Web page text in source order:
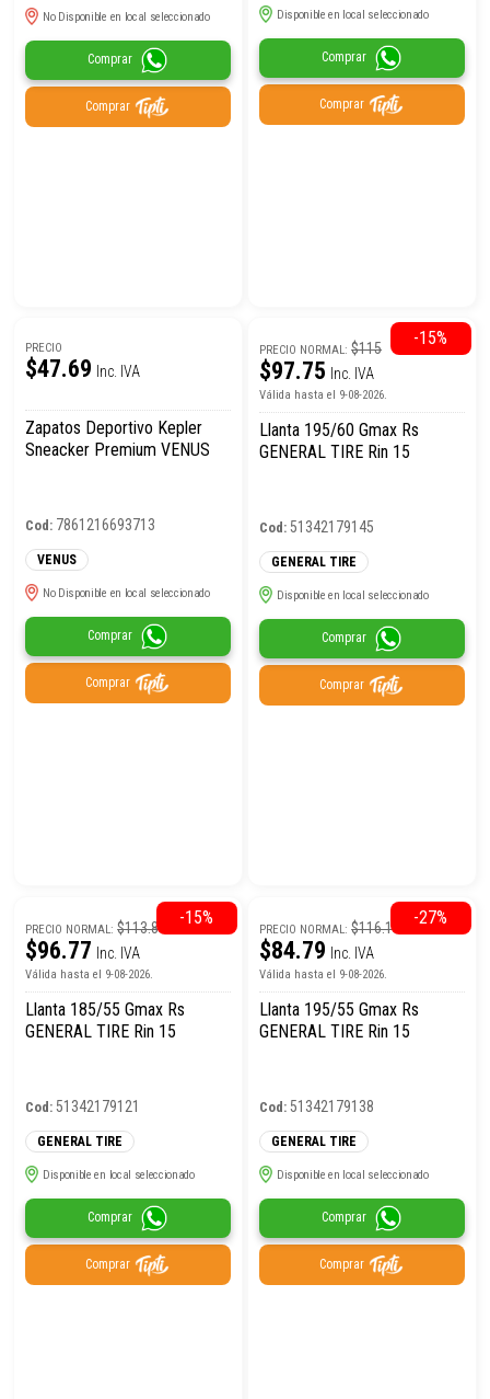
No Disponible en local seleccionado
Comprar
Comprar
Disponible en local seleccionado
Comprar
Comprar
PRECIO
$47.69 Inc. IVA
Zapatos Deportivo Kepler
Sneacker Premium VENUS
Cod: 7861216693713
VENUS
No Disponible en local seleccionado
Comprar
Comprar
PRECIO NORMAL:$115
$97.75 Inc. IVA
Válida hasta el 9-08-2026.
Llanta 195/60 Gmax Rs
GENERAL TIRE Rin 15
Cod: 51342179145
GENERAL TIRE
Disponible en local seleccionado
Comprar
Comprar
-15%
PRECIO NORMAL:$113.85
$96.77 Inc. IVA
Válida hasta el 9-08-2026.
Llanta 185/55 Gmax Rs
GENERAL TIRE Rin 15
Cod: 51342179121
GENERAL TIRE
Disponible en local seleccionado
Comprar
Comprar
-15%
PRECIO NORMAL:$116.15
$84.79 Inc. IVA
Válida hasta el 9-08-2026.
Llanta 195/55 Gmax Rs
GENERAL TIRE Rin 15
Cod: 51342179138
GENERAL TIRE
Disponible en local seleccionado
Comprar
Comprar
-27%